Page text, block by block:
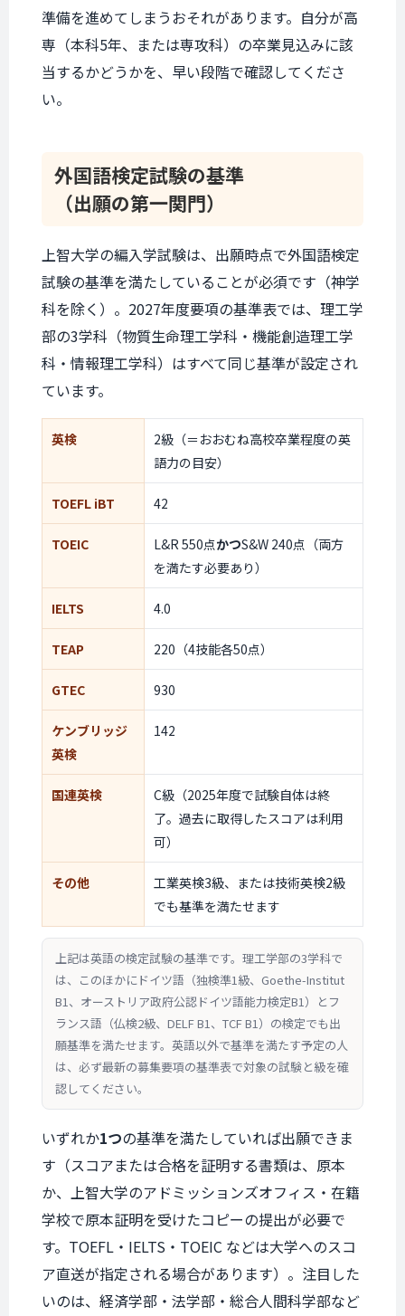
準備を進めてしまうおそれがあります。自分が高
専（本科5年、または専攻科）の卒業見込みに該
当するかどうかを、早い段階で確認してくださ
い。
外国語検定試験の基準
（出願の第一関門）
上智大学の編入学試験は、出願時点で外国語検定
試験の基準を満たしていることが必須です（神学
科を除く）。2027年度要項の基準表では、理工学
部の3学科（物質生命理工学科・機能創造理工学
科・情報理工学科）はすべて同じ基準が設定され
ています。
英検
2級（＝おおむね高校卒業程度の英
語力の目安）
TOEFL iBT 42
TOEIC L&R 550点かつS&W 240点（両方
を満たす必要あり）
IELTS 4.0
TEAP 220（4技能各50点）
GTEC 930
ケンブリッジ
英検
142
国連英検
C級（2025年度で試験自体は終
了。過去に取得したスコアは利用
可）
その他
工業英検3級、または技術英検2級
でも基準を満たせます
上記は英語の検定試験の基準です。理工学部の3学科で
は、このほかにドイツ語（独検準1級、Goethe-Institut
B1、オーストリア政府公認ドイツ語能力検定B1）とフ
ランス語（仏検2級、DELF B1、TCF B1）の検定でも出
願基準を満たせます。英語以外で基準を満たす予定の人
は、必ず最新の募集要項の基準表で対象の試験と級を確
認してください。
いずれか1つの基準を満たしていれば出願できま
す（スコアまたは合格を証明する書類は、原本
か、上智大学のアドミッションズオフィス・在籍
学校で原本証明を受けたコピーの提出が必要で
す。TOEFL・IELTS・TOEIC などは大学へのスコ
ア直送が指定される場合があります）。注目した
いのは、経済学部・法学部・総合人間科学部など